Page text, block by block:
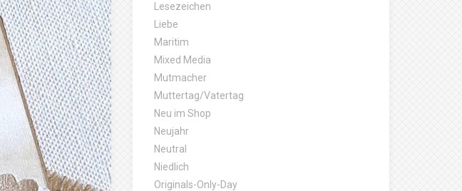
Lesezeichen
Liebe
Maritim
Mixed Media
Mutmacher
Muttertag/Vatertag
Neu im Shop
Neujahr
Neutral
Niedlich
Originals-Only-Day